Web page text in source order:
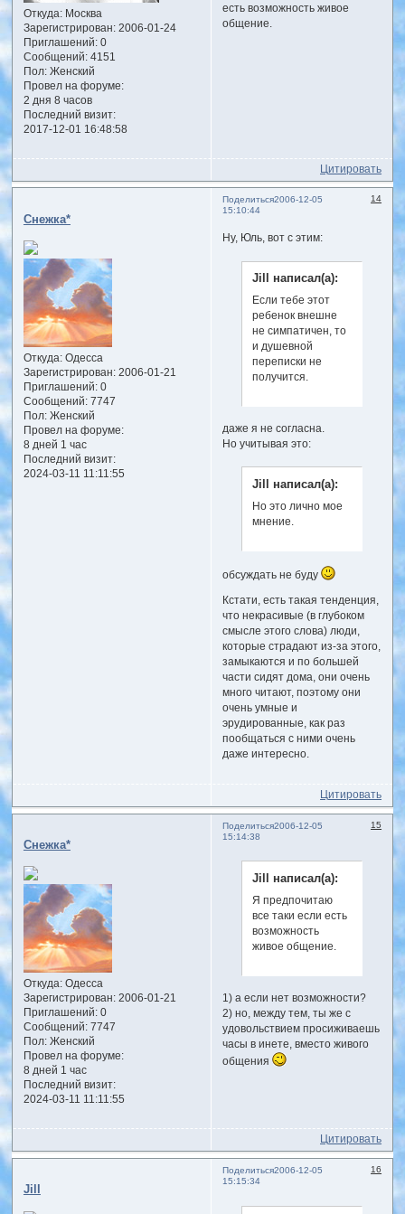
Откуда:Москва
Зарегистрирован: 2006-01-24
Приглашений:0
Сообщений:4151
Пол:Женский
Провел на форуме:
2 дня 8 часов
Последний визит:
2017-12-01 16:48:58
есть возможность живое
общение.
Цитировать
Поделиться 14
2006-12-05
15:10:44
Снежка*
Откуда:Одесса
Зарегистрирован: 2006-01-21
Приглашений:0
Сообщений:7747
Пол:Женский
Провел на форуме:
8 дней 1 час
Последний визит:
2024-03-11 11:11:55
Ну, Юль, вот с этим:
Jill написал(а):
Если тебе этот
ребенок внешне
не симпатичен, то
и душевной
переписки не
получится.
даже я не согласна.
Но учитывая это:
Jill написал(а):
Но это лично мое
мнение.
обсуждать не буду
Кстати, есть такая тенденция,
что некрасивые (в глубоком
смысле этого слова) люди,
которые страдают из-за этого,
замыкаются и по большей
части сидят дома, они очень
много читают, поэтому они
очень умные и
эрудированные, как раз
пообщаться с ними очень
даже интересно.
Цитировать
Поделиться 15
2006-12-05
15:14:38
Снежка*
Откуда:Одесса
Зарегистрирован: 2006-01-21
Приглашений:0
Сообщений:7747
Пол:Женский
Провел на форуме:
8 дней 1 час
Последний визит:
2024-03-11 11:11:55
Jill написал(а):
Я предпочитаю
все таки если есть
возможность
живое общение.
1) а если нет возможности?
2) но, между тем, ты же с
удовольствием просиживаешь
часы в инете, вместо живого
общения
Цитировать
Поделиться 16
2006-12-05
15:15:34
Jill